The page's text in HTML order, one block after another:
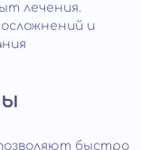
лечения.
и
быстро